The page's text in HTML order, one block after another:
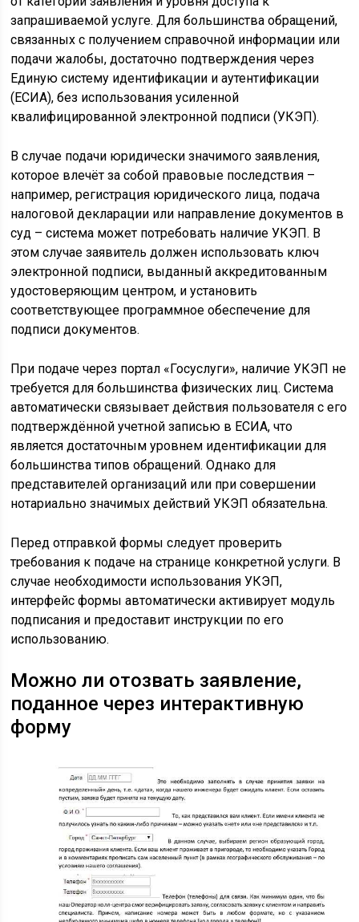
запрашиваемой услуге. Для большинства обращений,
связанных с получением справочной информации или
подачи жалобы, достаточно подтверждения через
Единую систему идентификации и аутентификации
(ЕСИА), без использования усиленной
квалифицированной электронной подписи (УКЭП).
В случае подачи юридически значимого заявления,
которое влечёт за собой правовые последствия –
например, регистрация юридического лица, подача
налоговой декларации или направление документов в
суд – система может потребовать наличие УКЭП. В
этом случае заявитель должен использовать ключ
электронной подписи, выданный аккредитованным
удостоверяющим центром, и установить
соответствующее программное обеспечение для
подписи документов.
При подаче через портал «Госуслуги», наличие УКЭП не
требуется для большинства физических лиц. Система
автоматически связывает действия пользователя с его
подтверждённой учетной записью в ЕСИА, что
является достаточным уровнем идентификации для
большинства типов обращений. Однако для
представителей организаций или при совершении
нотариально значимых действий УКЭП обязательна.
Перед отправкой формы следует проверить
требования к подаче на странице конкретной услуги. В
случае необходимости использования УКЭП,
интерфейс формы автоматически активирует модуль
подписания и предоставит инструкции по его
использованию.
Можно ли отозвать заявление,
поданное через интерактивную
форму